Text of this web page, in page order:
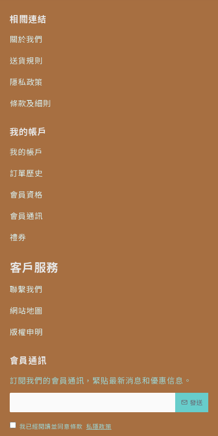
相關連結
關於我們
送貨規則
隱私政策
條款及細則
我的帳戶
我的帳戶
訂單歷史
會員資格
會員通訊
禮券
客戶服務
聯繫我們
網站地圖
版權申明
會員通訊
訂閱我們的會員通訊，緊貼最新消息和優惠信息。
發送
我已經閱讀並同意條款 私隱政策